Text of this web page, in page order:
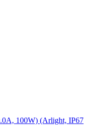
100W) (Arlight, IP67